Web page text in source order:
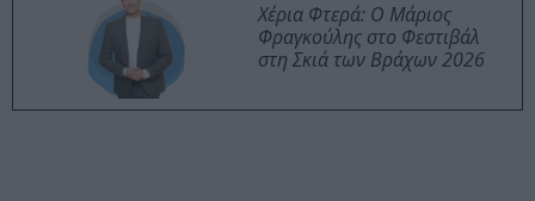
Χέρια Φτερά: Ο Μάριος
Φραγκούλης στο Φεστιβάλ
στη Σκιά των Βράχων 2026